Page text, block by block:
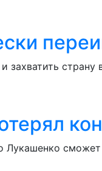
захватить